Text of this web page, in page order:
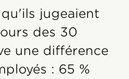
jugeaient
des 30
une différence
: 65 %